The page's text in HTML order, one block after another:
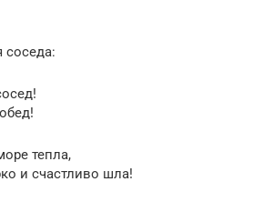
соседа:
тепла,
и счастливо шла!